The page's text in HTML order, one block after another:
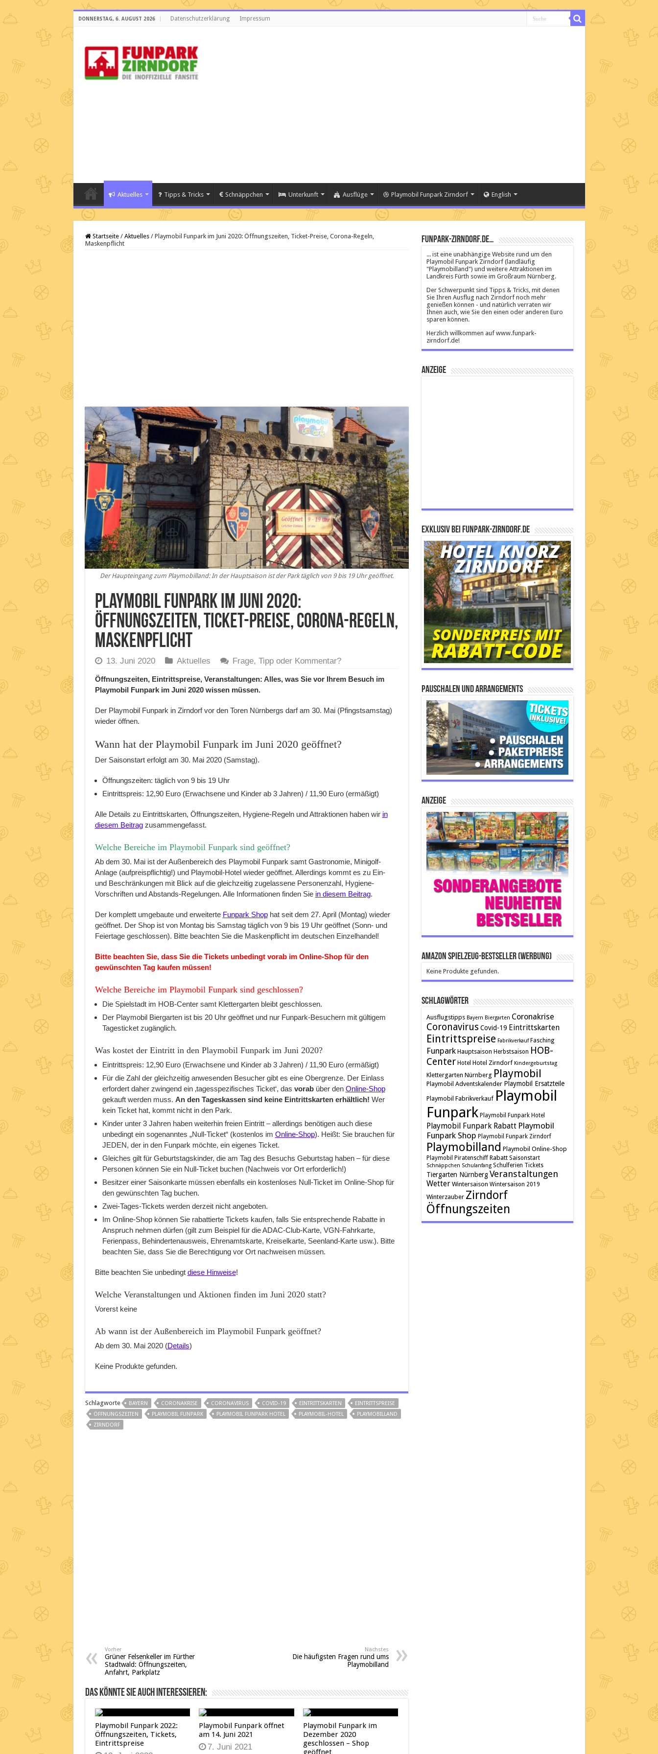
DONNERSTAG, 6. AUGUST 2026 Datenschutzerklärung Impressum
Aktuelles Tipps & Tricks Schnäppchen Unterkunft Ausflüge Playmobil Funpark Zirndorf English
Startseite / Aktuelles / Playmobil Funpark im Juni 2020: Öffnungszeiten, Ticket-Preise, Corona-Regeln,
Maskenpflicht
Der Haupteingang zum Playmobilland: In der Hauptsaison ist der Park täglich von 9 bis 19 Uhr geöffnet.
Playmobil Funpark im Juni 2020:
Öffnungszeiten, Ticket-Preise, Corona-Regeln,
Maskenpflicht
13. Juni 2020 Aktuelles Frage, Tipp oder Kommentar?
Öffnungszeiten, Eintrittspreise, Veranstaltungen: Alles, was Sie vor Ihrem Besuch im
Playmobil Funpark im Juni 2020 wissen müssen.
Der Playmobil Funpark in Zirndorf vor den Toren Nürnbergs darf am 30. Mai (Pfingstsamstag)
wieder öffnen.
Wann hat der Playmobil Funpark im Juni 2020 geöffnet?
Der Saisonstart erfolgt am 30. Mai 2020 (Samstag).
Öffnungszeiten: täglich von 9 bis 19 Uhr
Eintrittspreis: 12,90 Euro (Erwachsene und Kinder ab 3 Jahren) / 11,90 Euro (ermäßigt)
Alle Details zu Eintrittskarten, Öffnungszeiten, Hygiene-Regeln und Attraktionen haben wir in
diesem Beitragzusammengefasst.
Welche Bereiche im Playmobil Funpark sind geöffnet?
Ab dem 30. Mai ist der Außenbereich des Playmobil Funpark samt Gastronomie, Minigolf-
Anlage (aufpreispflichtig!) und Playmobil-Hotel wieder geöffnet. Allerdings kommt es zu Ein-
und Beschränkungen mit Blick auf die gleichzeitig zugelassene Personenzahl, Hygiene-
Vorschriften und Abstands-Regelungen. Alle Informationen finden Sie in diesem Beitrag.
Der komplett umgebaute und erweiterte Funpark Shophat seit dem 27. April (Montag) wieder
geöffnet. Der Shop ist von Montag bis Samstag täglich von 9 bis 19 Uhr geöffnet (Sonn- und
Feiertage geschlossen). Bitte beachten Sie die Maskenpflicht im deutschen Einzelhandel!
Bitte beachten Sie, dass Sie die Tickets unbedingt vorab im Online-Shop für den
gewünschten Tag kaufen müssen!
Welche Bereiche im Playmobil Funpark sind geschlossen?
Die Spielstadt im HOB-Center samt Klettergarten bleibt geschlossen.
Der Playmobil Biergarten ist bis 20 Uhr geöffnet und nur Funpark-Besuchern mit gültigem
Tagesticket zugänglich.
Was kostet der Eintritt in den Playmobil Funpark im Juni 2020?
Eintrittspreis: 12,90 Euro (Erwachsene und Kinder ab 3 Jahren) / 11,90 Euro (ermäßigt)
Für die Zahl der gleichzeitig anwesenden Besucher gibt es eine Obergrenze. Der Einlass
erfordert daher zwingend ein ‚tagesspezifisches Ticket‘, das vorabüber den Online-Shop
gekauft werden muss. An den Tageskassen sind keine Eintrittskarten erhältlich! Wer
kein Ticket hat, kommt nicht in den Park.
Kinder unter 3 Jahren haben weiterhin freien Eintritt – allerdings benötigen auch diese
unbedingt ein sogenanntes „Null-Ticket“ (kostenlos im Online-Shop). Heißt: Sie brauchen für
JEDEN, der in den Funpark möchte, ein eigenes Ticket.
Gleiches gilt für Geburtstagskinder, die am Tag des Besuchs Geburtstag haben – für diese
Personen können Sie ein Null-Ticket buchen (Nachweis vor Ort erforderlich!)
Besitzer einer Saisonkarte müssen ebenfalls ein kostenloses Null-Ticket im Online-Shop für
den gewünschten Tag buchen.
Zwei-Tages-Tickets werden derzeit nicht angeboten.
Im Online-Shop können Sie rabattierte Tickets kaufen, falls Sie entsprechende Rabatte in
Anspruch nehmen dürfen (gilt zum Beispiel für die ADAC-Club-Karte, VGN-Fahrkarte,
Ferienpass, Behindertenausweis, Ehrenamtskarte, Kreiselkarte, Seenland-Karte usw.). Bitte
beachten Sie, dass Sie die Berechtigung vor Ort nachweisen müssen.
Bitte beachten Sie unbedingt diese Hinweise!
Welche Veranstaltungen und Aktionen finden im Juni 2020 statt?
Vorerst keine
Ab wann ist der Außenbereich im Playmobil Funpark geöffnet?
Ab dem 30. Mai 2020 (Details)
Keine Produkte gefunden.
Schlagworte BAYERN CORONAKRISE CORONAVIRUS COVID-19 EINTRITTSKARTEN
EINTRITTSPREISE
ÖFFNUNGSZEITEN
PLAYMOBIL FUNPARK PLAYMOBIL FUNPARK HOTEL PLAYMOBIL-HOTEL
PLAYMOBILLAND
ZIRNDORF
Vorher
Grüner Felsenkeller im Fürther
Stadtwald: Öffnungszeiten,
Anfahrt, Parkplatz
Nächstes
Die häufigsten Fragen rund ums
Playmobilland
Das könnte Sie auch interessieren:
Playmobil Funpark 2022:
Öffnungszeiten, Tickets,
Eintrittspreise
Playmobil Funpark öffnet
am 14. Juni 2021
7. Juni 2021
Playmobil Funpark im
Dezember 2020
geschlossen – Shop
geöffnet
Funpark-Zirndorf.de…
... ist eine unabhängige Website rund um den
Playmobil Funpark Zirndorf (landläufig
"Playmobilland") und weitere Attraktionen im
Landkreis Fürth sowie im Großraum Nürnberg.
Der Schwerpunkt sind Tipps & Tricks, mit denen
Sie Ihren Ausflug nach Zirndorf noch mehr
genießen können - und natürlich verraten wir
Ihnen auch, wie Sie den einen oder anderen Euro
sparen können.
Herzlich willkommen auf www.funpark-
zirndorf.de!
Anzeige
Exklusiv bei FUNPARK-ZIRNDORF.DE
Pauschalen und Arrangements
ANZEIGE
Amazon Spielzeug-Bestseller (Werbung)
Keine Produkte gefunden.
Schlagwörter
Ausflugstipps Bayern Biergarten Coronakrise
Coronavirus Covid-19 Eintrittskarten
Eintrittspreise Fabrikverkauf Fasching
Funpark Hauptsaison Herbstsaison HOB-
Center Hotel Hotel Zirndorf Kindergeburtstag
Klettergarten Nürnberg Playmobil
Playmobil Adventskalender Playmobil Ersatzteile
Playmobil Fabrikverkauf Playmobil
Funpark Playmobil Funpark Hotel
Playmobil Funpark Rabatt Playmobil
Funpark Shop Playmobil Funpark Zirndorf
Playmobilland Playmobil Online-Shop
Playmobil Piratenschiff Rabatt Saisonstart
Schnäppchen Schulanfang Schulferien Tickets
Tiergarten Nürnberg Veranstaltungen
Wetter Wintersaison Wintersaison 2019
Winterzauber Zirndorf
Öffnungszeiten